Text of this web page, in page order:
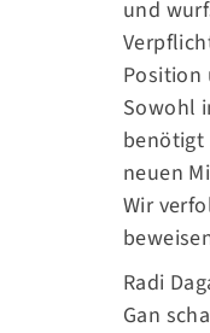
und
Position
Sowohl
benötigt
neuen
Wir
Radi
Gan
30459
0511